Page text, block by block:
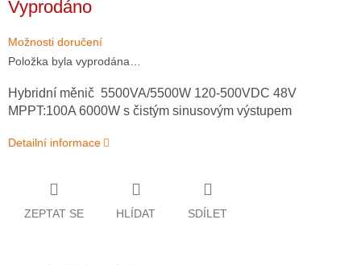
cena:
Vyprodáno
Možnosti doručení
Položka byla vyprodána…
Hybridní měnič 5500VA/5500W 120-500VDC 48V
MPPT:100A 6000W s čistým sinusovým výstupem
Detailní informace
ZEPTAT SE HLÍDAT SDÍLET